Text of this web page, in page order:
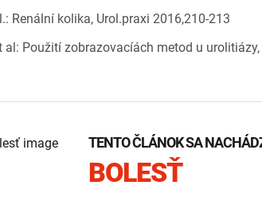
Renální kolika, Urol.praxi 2016,210-213
al: Použití zobrazovacíách metod u
TENTO ČLÁNOK SA
BOLESŤ